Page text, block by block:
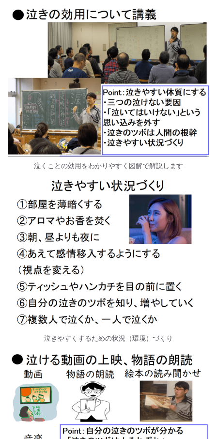
泣くことの効用をわかりやすく図解で解説します
泣きやすくするための状況（環境）づくり